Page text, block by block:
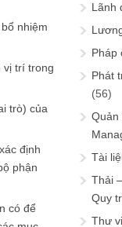
nhiệm
vị trí trong
trò) của
định
phận
có để
Lãnh
Pháp
Phát
(56)
Quản
Tài
Thải
Quy
Thư